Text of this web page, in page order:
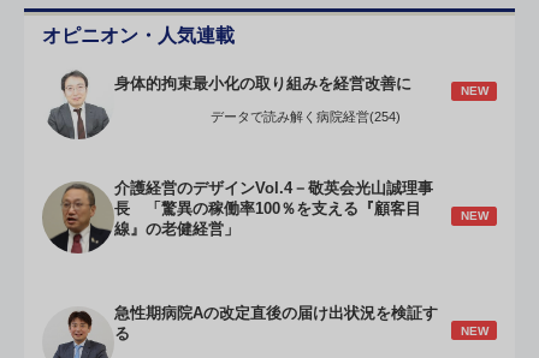
オピニオン・人気連載
身体的拘束最小化の取り組みを経営改善に NEW
データで読み解く病院経営(254)
介護経営のデザインVol.4－敬英会光山誠理事
長 「驚異の稼働率100％を支える『顧客目
線』の老健経営」
NEW
急性期病院Aの改定直後の届け出状況を検証す
る
NEW